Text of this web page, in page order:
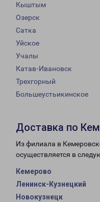
Кыштым
Озерск
Сатка
Уйское
Учалы
Катав-Ивановск
Трехгорный
Большеустьикинское
Доставка по
Из филиала в
осуществляется в
Кемерово
Ленинск-Кузнецкий
Новокузнецк